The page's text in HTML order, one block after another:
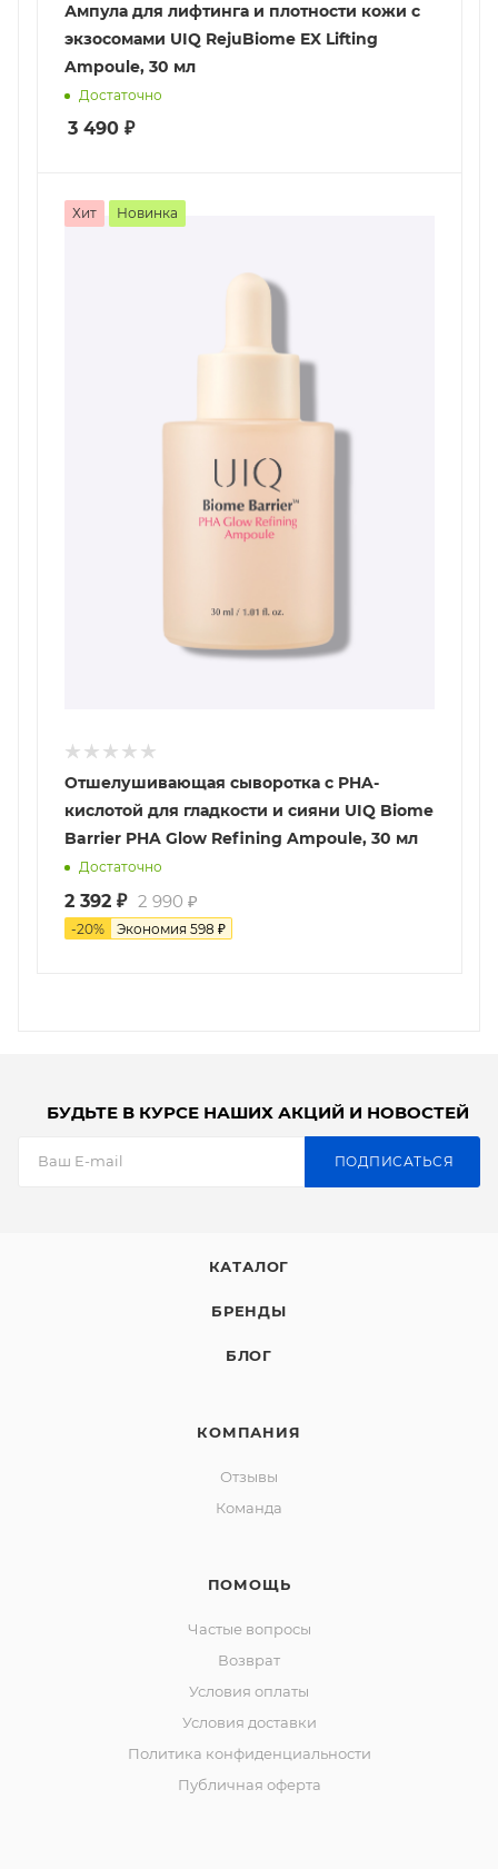
Ампула для лифтинга и плотности кожи с
экзосомами UIQ RejuBiome EX Lifting
Ampoule, 30 мл
Достаточно
3 490 ₽
Хит Новинка
Отшелушивающая сыворотка с PHA-
кислотой для гладкости и сияни UIQ Biome
Barrier PHA Glow Refining Ampoule, 30 мл
Достаточно
2 392 ₽ 2 990 ₽
-20% Экономия 598 ₽
БУДЬТЕ В КУРСЕ НАШИХ АКЦИЙ И НОВОСТЕЙ
ПОДПИСАТЬСЯ
КАТАЛОГ
БРЕНДЫ
БЛОГ
КОМПАНИЯ
Отзывы
Команда
ПОМОЩЬ
Частые вопросы
Возврат
Условия оплаты
Условия доставки
Политика конфиденциальности
Публичная оферта